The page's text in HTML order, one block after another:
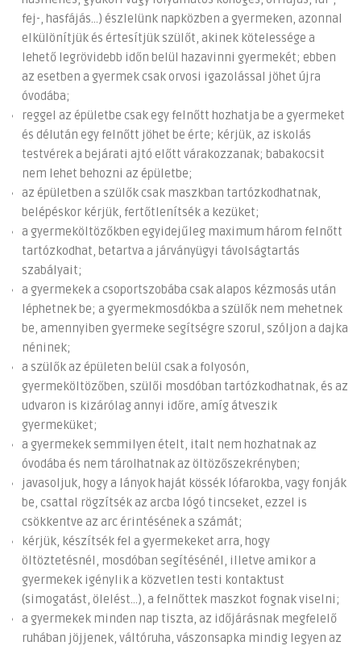
fej-, hasfájás…) észlelünk napközben a gyermeken, azonnal
elkülönítjük és értesítjük szülőt, akinek kötelessége a
lehető legrövidebb időn belül hazavinni gyermekét; ebben
az esetben a gyermek csak orvosi igazolással jöhet újra
óvodába;
reggel az épületbe csak egy felnőtt hozhatja be a gyermeket
és délután egy felnőtt jöhet be érte; kérjük, az iskolás
testvérek a bejárati ajtó előtt várakozzanak; babakocsit
nem lehet behozni az épületbe;
az épületben a szülők csak maszkban tartózkodhatnak,
belépéskor kérjük, fertőtlenítsék a kezüket;
a gyermeköltözőkben egyidejűleg maximum három felnőtt
tartózkodhat, betartva a járványügyi távolságtartás
szabályait;
a gyermekek a csoportszobába csak alapos kézmosás után
léphetnek be; a gyermekmosdókba a szülők nem mehetnek
be, amennyiben gyermeke segítségre szorul, szóljon a dajka
néninek;
a szülők az épületen belül csak a folyosón,
gyermeköltözőben, szülői mosdóban tartózkodhatnak, és az
udvaron is kizárólag annyi időre, amíg átveszik
gyermeküket;
a gyermekek semmilyen ételt, italt nem hozhatnak az
óvodába és nem tárolhatnak az öltözőszekrényben;
javasoljuk, hogy a lányok haját kössék lófarokba, vagy fonják
be, csattal rögzítsék az arcba lógó tincseket, ezzel is
csökkentve az arc érintésének a számát;
kérjük, készítsék fel a gyermekeket arra, hogy
öltöztetésnél, mosdóban segítésénél, illetve amikor a
gyermekek igénylik a közvetlen testi kontaktust
(simogatást, ölelést…), a felnőttek maszkot fognak viselni;
a gyermekek minden nap tiszta, az időjárásnak megfelelő
ruhában jöjjenek, váltóruha, vászonsapka mindig legyen az